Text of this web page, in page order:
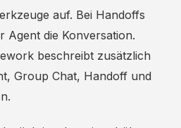
auf. Bei Handoffs
Agent die Konversation.
beschreibt zusätzlich
Group Chat, Handoff und